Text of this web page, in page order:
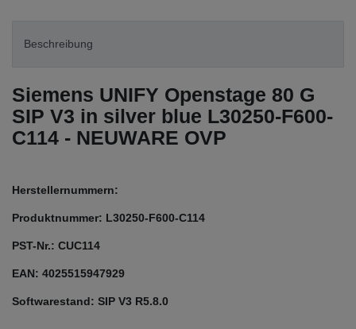
Beschreibung
Siemens UNIFY Openstage 80 G
SIP V3 in silver blue L30250-F600-
C114 - NEUWARE OVP
Herstellernummern:
Produktnummer: L30250-F600-C114
PST-Nr.: CUC114
EAN: 4025515947929
Softwarestand: SIP V3 R5.8.0